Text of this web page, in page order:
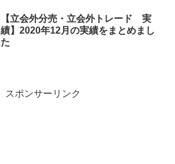
【立会外分売・立会外トレード 実
績】2020年12月の実績をまとめまし
た
スポンサーリンク